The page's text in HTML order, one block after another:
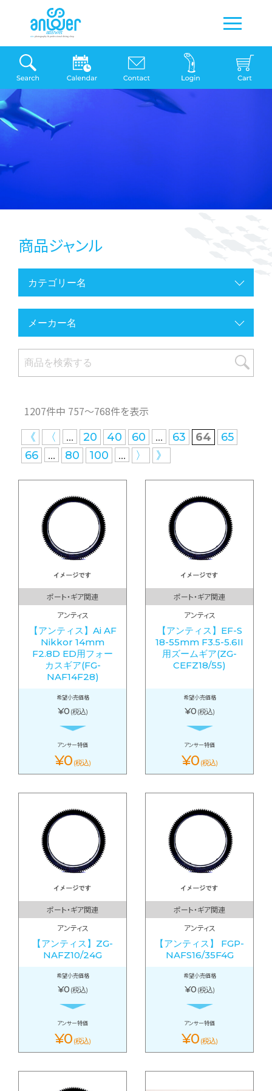
商品ジャンル
1207件中 757〜768件を表示
《 〈 ... 20 40 60 ... 63 64
65
66
... 80 100 ... 〉 》
ポート・ギア関連
アンティス
【アンティス】Ai AF
Nikkor 14mm
F2.8D ED用フォー
カスギア(FG-
NAF14F28)
希望小売価格
¥0 (税込)
アンサー特価
¥0 (税込)
ポート・ギア関連
アンティス
【アンティス】EF-S
18-55mm F3.5-5.6II
用ズームギア(ZG-
CEFZ18/55)
希望小売価格
¥0 (税込)
アンサー特価
¥0 (税込)
ポート・ギア関連
アンティス
【アンティス】ZG-
NAFZ10/24G
希望小売価格
¥0 (税込)
アンサー特価
¥0 (税込)
ポート・ギア関連
アンティス
【アンティス】 FGP-
NAFS16/35F4G
希望小売価格
¥0 (税込)
アンサー特価
¥0 (税込)